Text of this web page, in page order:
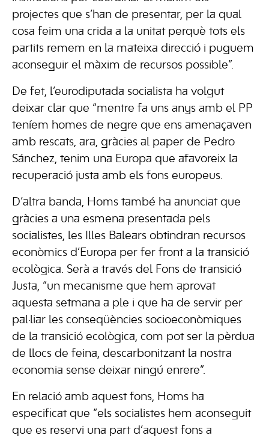
projectes que s’han de presentar, per la qual
cosa feim una crida a la unitat perquè tots els
partits remem en la mateixa direcció i puguem
aconseguir el màxim de recursos possible”.
De fet, l’eurodiputada socialista ha volgut
deixar clar que “mentre fa uns anys amb el PP
teníem homes de negre que ens amenaçaven
amb rescats, ara, gràcies al paper de Pedro
Sánchez, tenim una Europa que afavoreix la
recuperació justa amb els fons europeus.
D’altra banda, Homs també ha anunciat que
gràcies a una esmena presentada pels
socialistes, les Illes Balears obtindran recursos
econòmics d’Europa per fer front a la transició
ecològica. Serà a través del Fons de transició
Justa, “un mecanisme que hem aprovat
aquesta setmana a ple i que ha de servir per
pal·liar les conseqüències socioeconòmiques
de la transició ecològica, com pot ser la pèrdua
de llocs de feina, descarbonitzant la nostra
economia sense deixar ningú enrere”.
En relació amb aquest fons, Homs ha
especificat que “els socialistes hem aconseguit
que es reservi una part d’aquest fons a